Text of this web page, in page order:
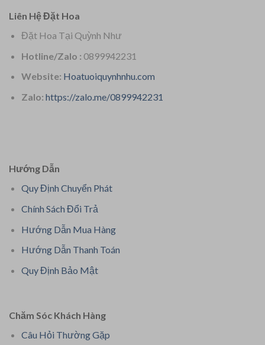
Liên Hệ Đặt Hoa
Đặt Hoa Tại Quỳnh Như
Hotline/Zalo : 0899942231
Website: Hoatuoiquynhnhu.com
Zalo: https://zalo.me/0899942231
Hướng Dẫn
Quy Định Chuyển Phát
Chính Sách Đổi Trả
Hướng Dẫn Mua Hàng
Hướng Dẫn Thanh Toán
Quy Định Bảo Mật
Chăm Sóc Khách Hàng
Câu Hỏi Thường Gặp